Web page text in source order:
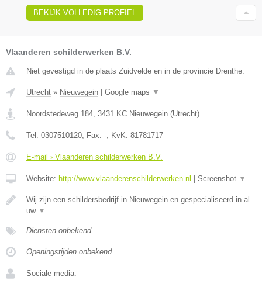
BEKIJK VOLLEDIG PROFIEL
Vlaanderen schilderwerken B.V.
Niet gevestigd in de plaats Zuidvelde en in de provincie Drenthe.
Utrecht » Nieuwegein Google maps ▼
Noordstedeweg 184, 3431 KC Nieuwegein (Utrecht)
Tel: 0307510120, Fax: -, KvK: 81781717
E-mail › Vlaanderen schilderwerken B.V.
Website: http://www.vlaanderenschilderwerken.nl Screenshot ▼
Wij zijn een schildersbedrijf in Nieuwegein en gespecialiseerd in al
uw ▼
Diensten onbekend
Openingstijden onbekend
Sociale media: